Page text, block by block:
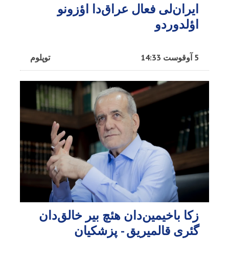
ایران‌لی فعال عراق‌دا اؤزونو
اؤلدوردو
توپلوم 5 آوقوست 14:33
زکا باخیمین‌دان هئچ بیر خالق‌دان
گئری قالمیریق - پزشکیان